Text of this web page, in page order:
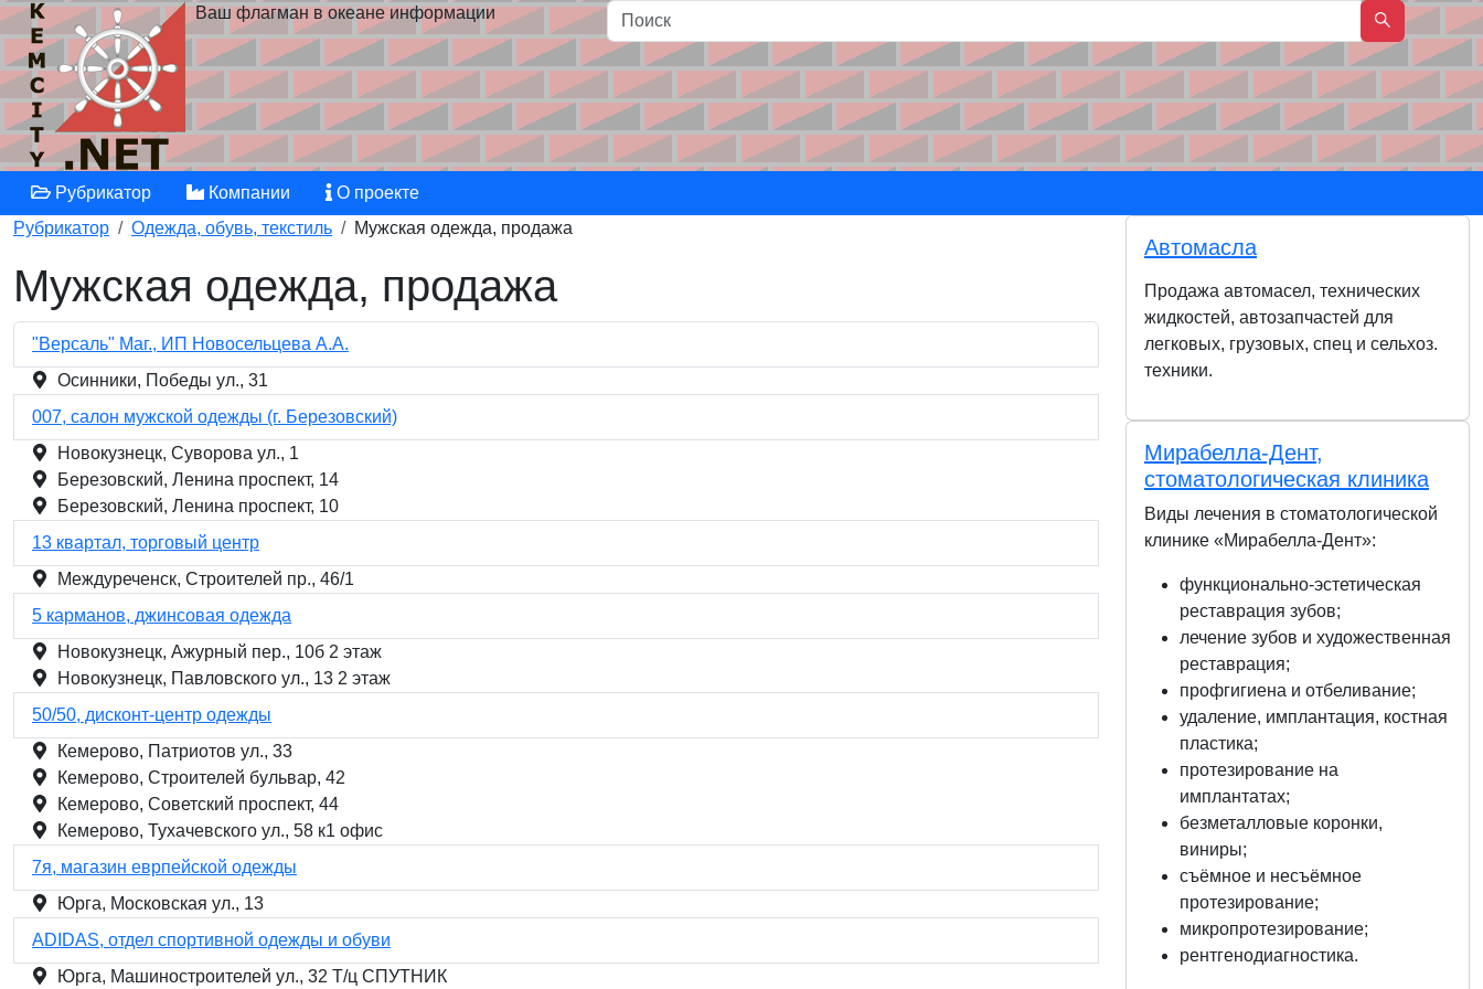
Ваш флагман в океане информации
Рубрикатор Компании
О проекте
Рубрикатор
Одежда, обувь, текстиль Мужская одежда, продажа
Мужская одежда, продажа
"Версаль" Маг., ИП Новосельцева А.А.
Осинники, Победы ул., 31
007, салон мужской одежды (г. Березовский)
Новокузнецк, Суворова ул., 1
Березовский, Ленина проспект, 14
Березовский, Ленина проспект, 10
13 квартал, торговый центр
Междуреченск, Строителей пр., 46/1
5 карманов, джинсовая одежда
Новокузнецк, Ажурный пер., 10б 2 этаж
Новокузнецк, Павловского ул., 13 2 этаж
50/50, дисконт-центр одежды
Кемерово, Патриотов ул., 33
Кемерово, Строителей бульвар, 42
Кемерово, Советский проспект, 44
Кемерово, Тухачевского ул., 58 к1 офис
7я, магазин еврпейской одежды
Юрга, Московская ул., 13
ADIDAS, отдел спортивной одежды и обуви
Юрга, Машиностроителей ул., 32 Т/ц СПУТНИК
Автомасла
Продажа автомасел, технических
жидкостей, автозапчастей для
легковых, грузовых, спец и сельхоз.
техники.
Мирабелла-Дент,
стоматологическая клиника
Виды лечения в стоматологической
клинике «Мирабелла-Дент»:
функционально-эстетическая
реставрация зубов;
лечение зубов и художественная
реставрация;
профгигиена и отбеливание;
удаление, имплантация, костная
пластика;
протезирование на
имплантатах;
безметалловые коронки,
виниры;
съёмное и несъёмное
протезирование;
микропротезирование;
рентгенодиагностика.